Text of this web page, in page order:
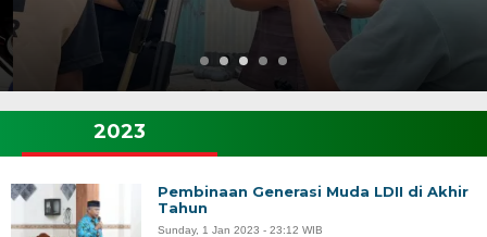
2023
Pembinaan Generasi Muda LDII di Akhir
Tahun
Sunday, 1 Jan 2023 - 23:12 WIB